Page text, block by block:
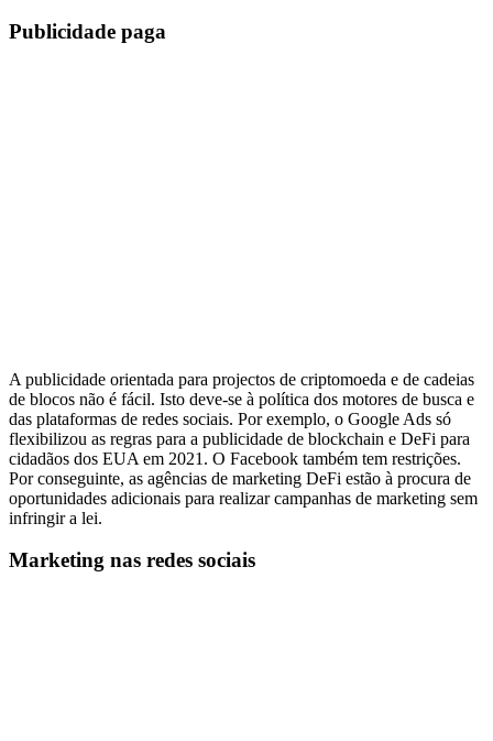
Publicidade paga
A publicidade orientada para projectos de criptomoeda e de cadeias
de blocos não é fácil. Isto deve-se à política dos motores de busca e
das plataformas de redes sociais. Por exemplo, o Google Ads só
flexibilizou as regras para a publicidade de blockchain e DeFi para
cidadãos dos EUA em 2021. O Facebook também tem restrições.
Por conseguinte, as agências de marketing DeFi estão à procura de
oportunidades adicionais para realizar campanhas de marketing sem
infringir a lei.
Marketing nas redes sociais